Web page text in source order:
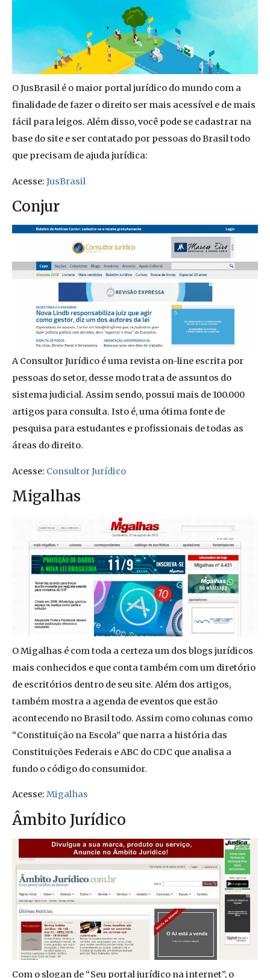
O JusBrasil é o maior portal jurídico do mundo com a
finalidade de fazer o direito ser mais acessível e de mais
fácil para leigos. Além disso, você pode se cadastrar na
base do site e ser contatado por pessoas do Brasil todo
que precisam de ajuda jurídica:
Acesse: JusBrasil
Conjur
A Consultor Jurídico é uma revista on-line escrita por
pessoas do setor, desse modo trata de assuntos do
sistema judicial. Assim sendo, possui mais de 100.000
artigos para consulta. Isto é, uma ótima fonte de
pesquisa para estudantes e profissionais de todas as
áreas do direito.
Acesse: Consultor Jurídico
Migalhas
O Migalhas é com toda a certeza um dos blogs jurídicos
mais conhecidos e que conta também com um diretório
de escritórios dentro de seu site. Além dos artigos,
também mostra a agenda de eventos que estão
acontecendo no Brasil todo. Assim como colunas como
“Constituição na Escola” que narra a história das
Constituições Federais e ABC do CDC que analisa a
fundo o código do consumidor.
Acesse: Migalhas
Âmbito Jurídico
Com o slogan de “Seu portal jurídico na internet”, o